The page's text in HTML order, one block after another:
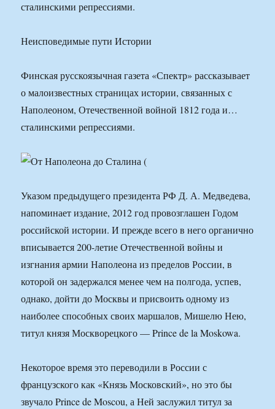
сталинскими репрессиями.
Неисповедимые пути Истории
Финская русскоязычная газета «Спектр» рассказывает
о малоизвестных страницах истории, связанных с
Наполеоном, Отечественной войной 1812 года и…
сталинскими репрессиями.
Указом предыдущего президента РФ Д. А. Медведева,
напоминает издание, 2012 год провозглашен Годом
российской истории. И прежде всего в него органично
вписывается 200-летие Отечественной войны и
изгнания армии Наполеона из пределов России, в
которой он задержался менее чем на полгода, успев,
однако, дойти до Москвы и присвоить одному из
наиболее способных своих маршалов, Мишелю Нею,
титул князя Москворецкого — Prince de la Moskowa.
Некоторое время это переводили в России с
французского как «Князь Московский», но это бы
звучало Prince de Moscou, а Ней заслужил титул за